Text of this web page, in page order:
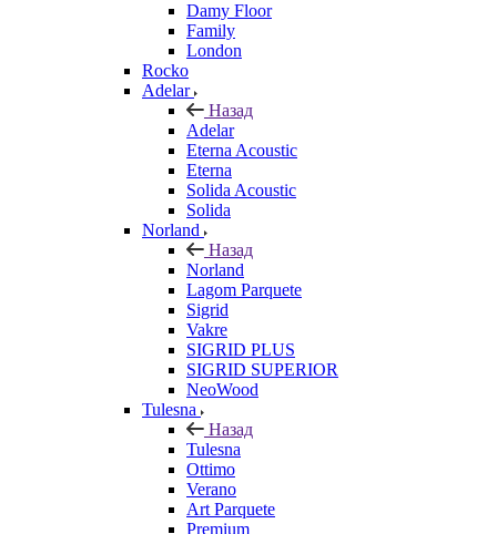
Damy Floor
Family
London
Rocko
Adelar
Назад
Adelar
Eterna Acoustic
Eterna
Solida Acoustic
Solida
Norland
Назад
Norland
Lagom Parquete
Sigrid
Vakre
SIGRID PLUS
SIGRID SUPERIOR
NeoWood
Tulesna
Назад
Tulesna
Ottimo
Verano
Art Parquete
Premium